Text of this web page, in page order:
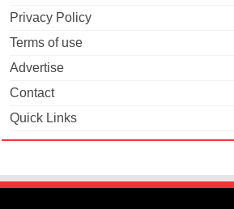
Privacy Policy
Terms of use
Advertise
Contact
Quick Links